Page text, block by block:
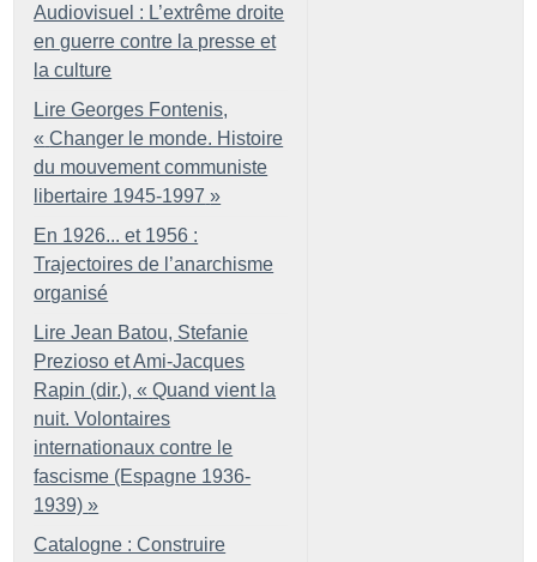
Audiovisuel : L’extrême droite
en guerre contre la presse et
la culture
Lire Georges Fontenis,
« Changer le monde. Histoire
du mouvement communiste
libertaire 1945-1997 »
En 1926... et 1956 :
Trajectoires de l’anarchisme
organisé
Lire Jean Batou, Stefanie
Prezioso et Ami-Jacques
Rapin (dir.), « Quand vient la
nuit. Volontaires
internationaux contre le
fascisme (Espagne 1936-
1939) »
Catalogne : Construire